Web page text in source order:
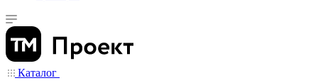
Каталог